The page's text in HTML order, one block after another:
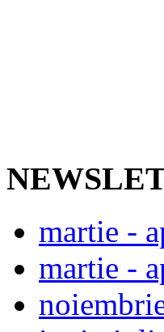
martie -
martie -